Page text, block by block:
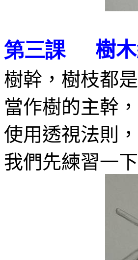
第三課 樹
樹幹，樹枝都
當作樹的主幹
使用透視法則
我們先練習一